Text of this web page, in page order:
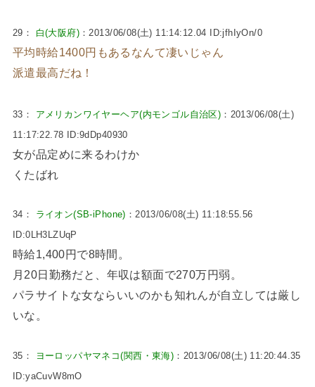
29： 白(大阪府) ：2013/06/08(土) 11:14:12.04 ID:jfhIyOn/0
平均時給1400円もあるなんて凄いじゃん
派遣最高だね！
33： アメリカンワイヤーヘア(内モンゴル自治区) ：2013/06/08(土)
11:17:22.78 ID:9dDp40930
女が品定めに来るわけか
くたばれ
34： ライオン(SB-iPhone) ：2013/06/08(土) 11:18:55.56
ID:0LH3LZUqP
時給1,400円で8時間。
月20日勤務だと、年収は額面で270万円弱。
パラサイトな女ならいいのかも知れんが自立しては厳し
いな。
35： ヨーロッパヤマネコ(関西・東海) ：2013/06/08(土) 11:20:44.35
ID:yaCuvW8mO